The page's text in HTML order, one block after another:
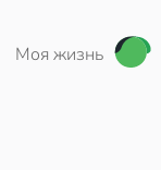
Моя жизнь